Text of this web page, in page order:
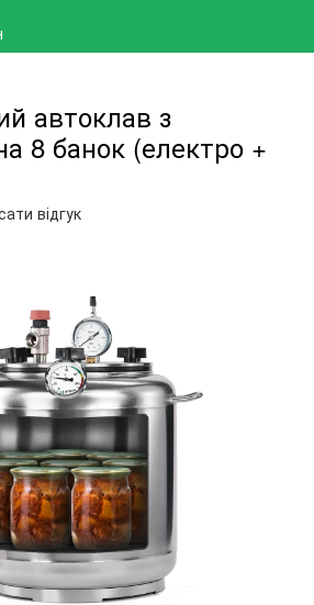
автоклав з
8 банок (електро +
відгук